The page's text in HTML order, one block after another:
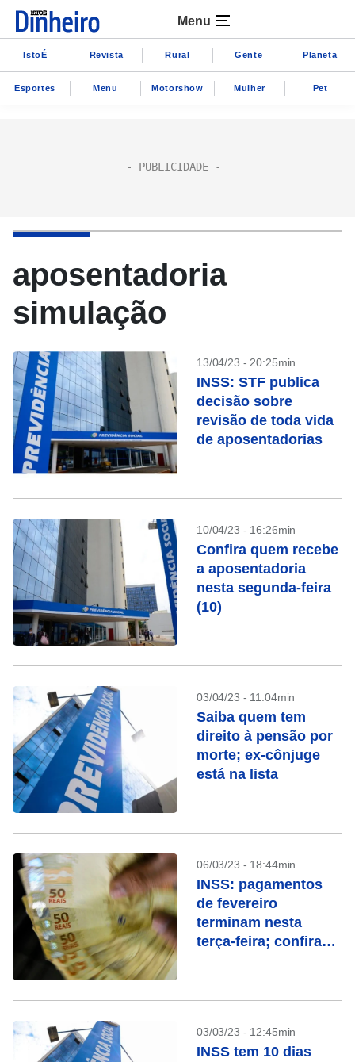
Menu
IstoÉ Revista Rural Gente Planeta
Esportes Menu Motorshow Mulher Pet
aposentadoria
simulação
13/04/23 - 20:25min
INSS: STF publica
decisão sobre
revisão de toda vida
de aposentadorias
10/04/23 - 16:26min
Confira quem recebe
a aposentadoria
nesta segunda-feira
(10)
03/04/23 - 11:04min
Saiba quem tem
direito à pensão por
morte; ex-cônjuge
está na lista
06/03/23 - 18:44min
INSS: pagamentos
de fevereiro
terminam nesta
terça-feira; confira
03/03/23 - 12:45min
INSS tem 10 dias